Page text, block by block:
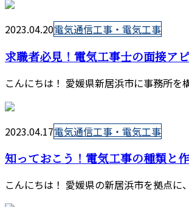
2023.04.20電気通信工事・電気工事
求職者必見！電気工事士の面接ア
こんにちは！ 愛媛県新居浜市に事務所
2023.04.17電気通信工事・電気工事
知っておこう！電気工事の種類と
こんにちは！ 愛媛県の新居浜市を拠点